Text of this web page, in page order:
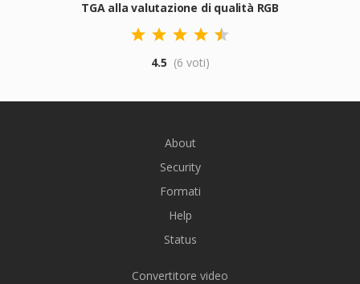
TGA alla valutazione di qualità RGB
4.5 (6 voti)
About
Security
Formati
Help
Status
Convertitore video